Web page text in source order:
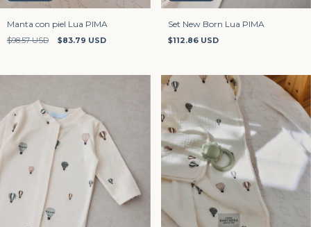
Manta con piel Lua PIMA
$98.57 USD $83.79 USD
Set New Born Lua PIMA
$112.86 USD